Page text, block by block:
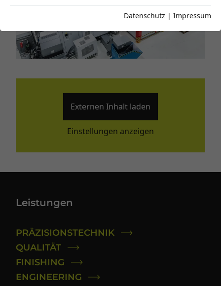
Externen Inhalt laden
Einstellungen anzeigen
Leistungen
PRÄZISIONSTECHNIK
QUALITÄT
FINISHING
ENGINEERING
Datenschutz | Impressum